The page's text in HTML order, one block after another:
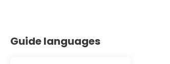
Guide languages